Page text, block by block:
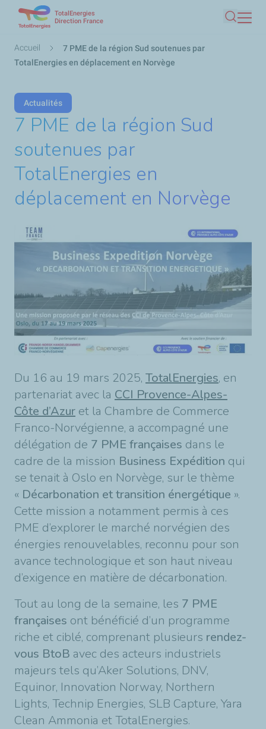
contenu
principal
TotalEnergies
Direction France
Fil
d'Ariane
Accueil
7 PME de la région Sud soutenues par
TotalEnergies en déplacement en Norvège
Actualités
7 PME de la région Sud
soutenues par
TotalEnergies en
déplacement en Norvège
Du 16 au 19 mars 2025, TotalEnergies, en
partenariat avec la CCI Provence-Alpes-
Côte d’Azur et la Chambre de Commerce
Franco-Norvégienne, a accompagné une
délégation de 7 PME françaises dans le
cadre de la mission Business Expédition qui
se tenait à Oslo en Norvège, sur le thème
« Décarbonation et transition énergétique ».
Cette mission a notamment permis à ces
PME d’explorer le marché norvégien des
énergies renouvelables, reconnu pour son
avance technologique et son haut niveau
d’exigence en matière de décarbonation.
Tout au long de la semaine, les 7 PME
françaises ont bénéficié d’un programme
riche et ciblé, comprenant plusieurs rendez-
vous BtoB avec des acteurs industriels
majeurs tels qu’Aker Solutions, DNV,
Equinor, Innovation Norway, Northern
Lights, Technip Energies, SLB Capture, Yara
Clean Ammonia et TotalEnergies.